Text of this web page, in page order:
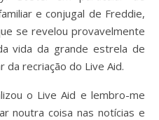
e conjugal de Freddie,
se revelou provavelmente
vida da grande estrela de
da recriação do Live Aid.
o Live Aid e lembro-me
noutra coisa nas notícias e